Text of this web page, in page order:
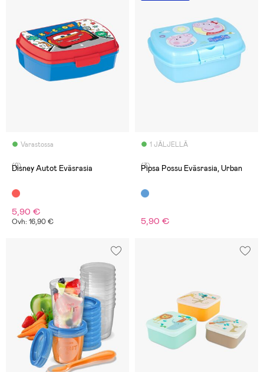
Varastossa
(2)
Disney Autot Eväsrasia
5,90 €
Ovh: 16,90 €
1 JÄLJELLÄ
(3)
Pipsa Possu Eväsrasia, Urban
5,90 €